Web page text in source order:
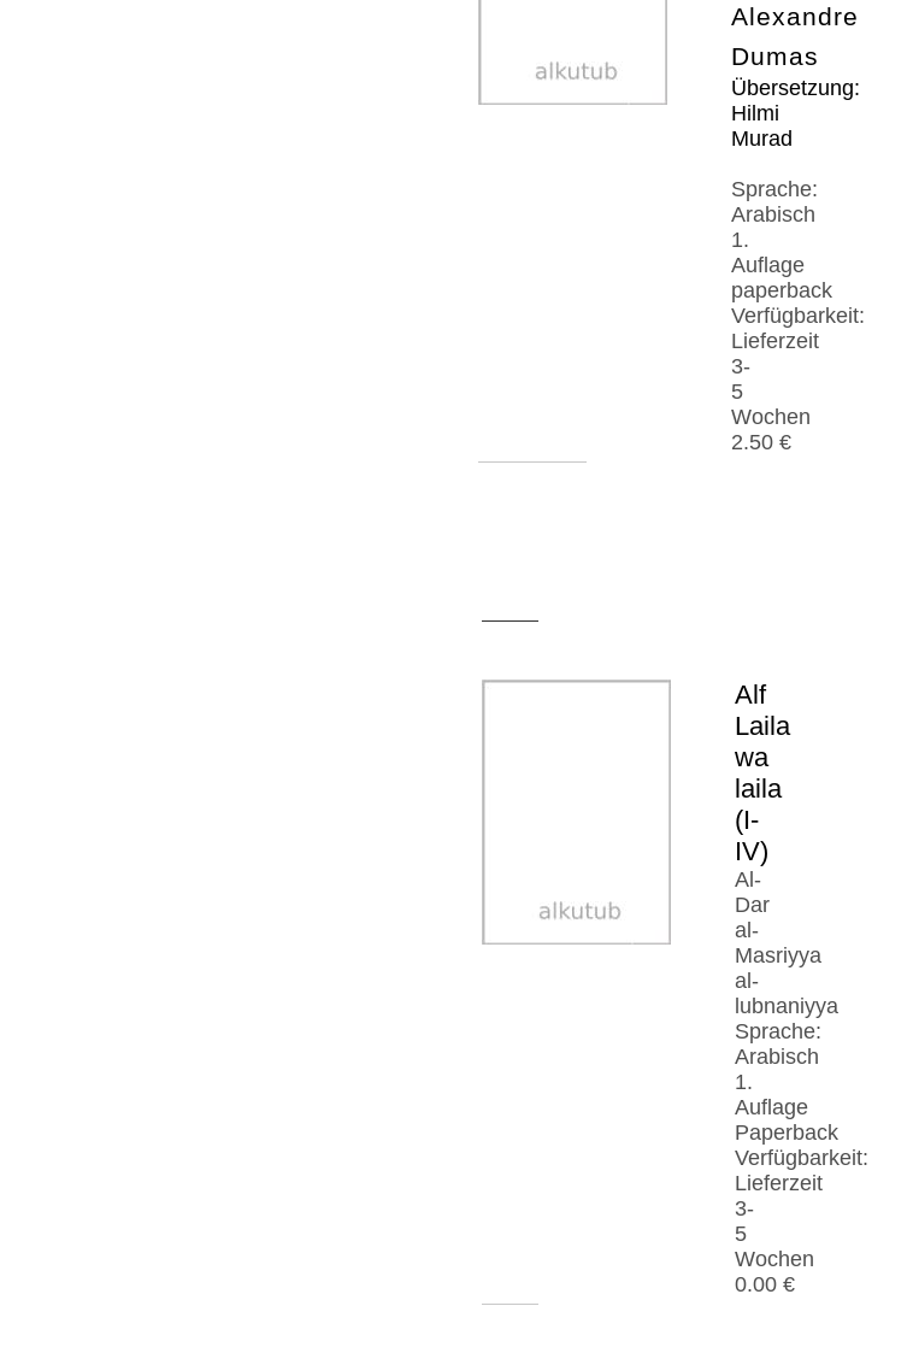
Alexandre
Dumas
Übersetzung:
Hilmi
Murad
Sprache:
Arabisch
1.
Auflage
paperback
Verfügbarkeit:
Lieferzeit
3-
5
Wochen
2.50 €
Alf
Laila
wa
laila
(I-
IV)
Al-
Dar
al-
Masriyya
al-
lubnaniyya
Sprache:
Arabisch
1.
Auflage
Paperback
Verfügbarkeit:
Lieferzeit
3-
5
Wochen
0.00 €